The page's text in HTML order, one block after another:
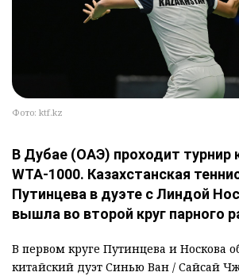
Фото: ktf.kz
В Дубае (ОАЭ) проходит турнир
WTA-1000. Казахстанская
Путинцева в дуэте с Линдой
вышла во второй круг парного
В первом круге Путинцева и Носкова
китайский дуэт Синью Ван / Сайсай